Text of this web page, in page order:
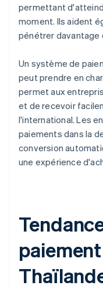
permettant
moment. Ils aident
pénétrer davantage
Un système de
peut prendre en
permet aux
et de recevoir
l'international. Les
paiements dans la
conversion
une expérience